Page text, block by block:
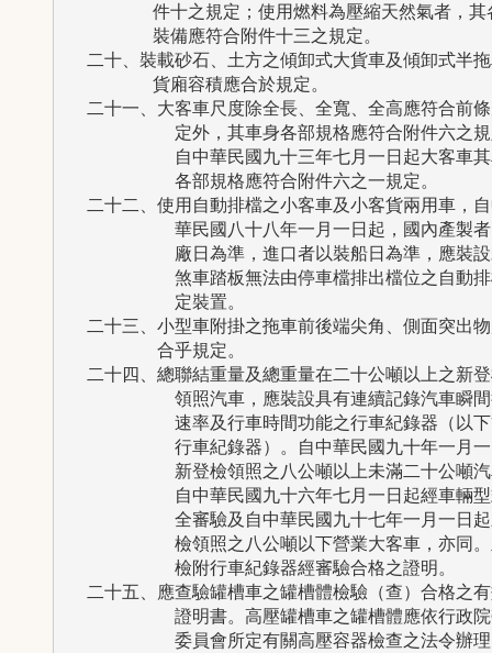
件十之規定；使用燃料為壓縮天然氣者，其
        裝備應符合附件十三之規定。
二十、裝載砂石、土方之傾卸式大貨車及傾卸式半
        貨廂容積應合於規定。
二十一、大客車尺度除全長、全寬、全高應符合前
定外，其車身各部規格應符合附件六之
自中華民國九十三年七月一日起大客車
          各部規格應符合附件六之一規定。
二十二、使用自動排檔之小客車及小客貨兩用車，
華民國八十八年一月一日起，國內產製
廠日為準，進口者以裝船日為準，應裝
煞車踏板無法由停車檔排出檔位之自動
          定裝置。
二十三、小型車附掛之拖車前後端尖角、側面突出
  　　　　合乎規定。
二十四、總聯結重量及總重量在二十公噸以上之新
領照汽車，應裝設具有連續記錄汽車瞬
速率及行車時間功能之行車紀錄器（以
行車紀錄器）。自中華民國九十年一月
新登檢領照之八公噸以上未滿二十公噸
自中華民國九十六年七月一日起經車輛
全審驗及自中華民國九十七年一月一日
檢領照之八公噸以下營業大客車，亦同
          檢附行車紀錄器經審驗合格之證明。
二十五、應查驗罐槽車之罐槽體檢驗（查）合格之
證明書。高壓罐槽車之罐槽體應依行政
委員會所定有關高壓容器檢查之法令辦